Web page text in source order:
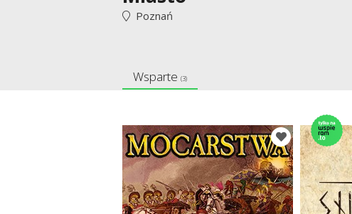
Poznań
Wsparte (3)